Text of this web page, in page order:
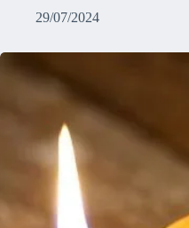
29/07/2024